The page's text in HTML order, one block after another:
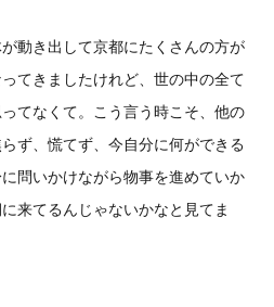
動き出して京都にたくさんの方が
てきましたけれど、世の中の全て
てなくて。こう言う時こそ、他の
ず、慌てず、今自分に何ができる
問いかけながら物事を進めていか
来てるんじゃないかなと見てま